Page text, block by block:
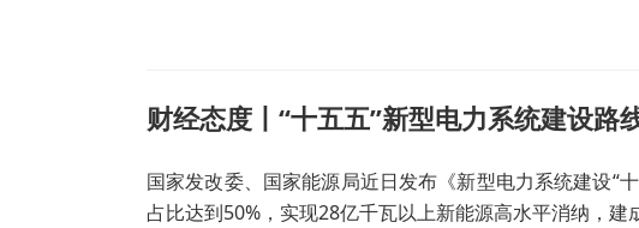
财经态度丨“十五五”新型电力系统建设
国家发改委、国家能源局近日发布《新型电力系统建设“
占比达到50%，实现28亿千瓦以上新能源高水平消纳，